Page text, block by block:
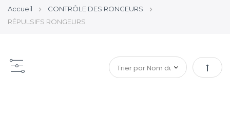
Accueil
CONTRÔLE DES RONGEURS
RÉPULSIFS RONGEURS
Par